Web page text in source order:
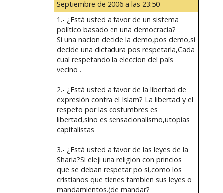
Septiembre de 2006 a las 23:50
1.- ¿Está usted a favor de un sistema
político basado en una democracia?
Si una nacion decide la demo,pos demo,si
decide una dictadura pos respetarla,Cada
cual respetando la eleccion del país
vecino .
2.- ¿Está usted a favor de la libertad de
expresión contra el Islam? La libertad y el
respeto por las costumbres es
libertad,sino es sensacionalismo,utopias
capitalistas
3.- ¿Está usted a favor de las leyes de la
Sharia?Si eleji una religion con princios
que se deban respetar po si,como los
cristianos que tienes tambien sus leyes o
mandamientos.(de mandar?